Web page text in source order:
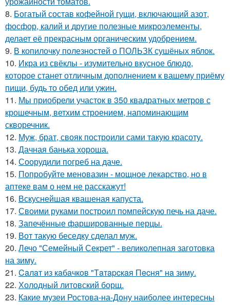
8. Богатый состав кофейной гущи, включающий азот,
фосфор, калий и другие полезные микроэлементы,
делает её прекрасным органическим удобрением.
9. В копилочку полезностей о ПОЛЬЗК сушёных яблок.
10. Икра из свёклы - изумительно вкусное блюдо,
которое станет отличным дополнением к вашему приёму
пищи, будь то обед или ужин.
11. Мы приобрели участок в 350 квадратных метров с
крошечным, ветхим строением, напоминающим
скворечник.
12. Муж, брат, свояк построили сами такую красоту.
13. Дачная банька хороша.
14. Соорудили погреб на даче.
15. Попробуйте меновазин - мощное лекарство, но в
аптеке вам о нем не расскажут!
16. Вскуснейшая квашеная капуста.
17. Своими руками построил помпейскую печь на даче.
18. Запечённые фаршированные перцы.
19. Вот такую беседку сделал муж.
20. Лечо "Семейный Секрет" - великолепная заготовка
на зиму.
21. Caлaт из кaбaчкoв "Тaтapcкaя Пecня" нa зиму.
22. Холодный литовский борщ.
23. Какие музеи Ростова-на-Дону наиболее интересны